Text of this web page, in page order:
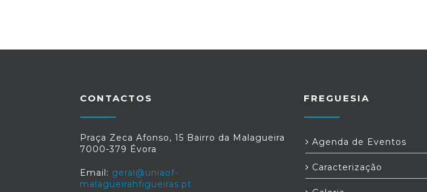
CONTACTOS
Praça Zeca Afonso, 15 Bairro da Malagueira
7000-379 Évora
Email: geral@uniaof-
malagueirahfigueiras.pt
FREGUESIA
Agenda de Eventos
Caracterização